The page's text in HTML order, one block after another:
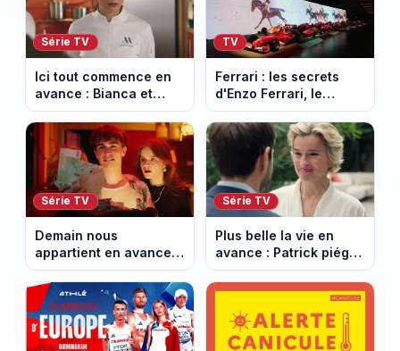
Série TV
Ici tout commence en
avance : Bianca et
Loup s’embrassent.
Episode du 11 août
2026 (spoiler)
TV
Ferrari : les secrets
d'Enzo Ferrari, le
fondateur de la
marque mythique au
cheval cabré
Série TV
Demain nous
appartient en avance :
Alex face à un choix
décisif. Episode du 11
août 2026.
Série TV
Plus belle la vie en
avance : Patrick piégé
par la DGSE. Episode
du 11 août 2026